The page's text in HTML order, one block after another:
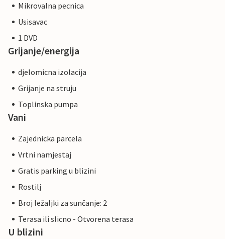
Mikrovalna pecnica
Usisavac
1 DVD
Grijanje/energija
djelomicna izolacija
Grijanje na struju
Toplinska pumpa
Vani
Zajednicka parcela
Vrtni namjestaj
Gratis parking u blizini
Rostilj
Broj ležaljki za sunčanje: 2
Terasa ili slicno - Otvorena terasa
U blizini